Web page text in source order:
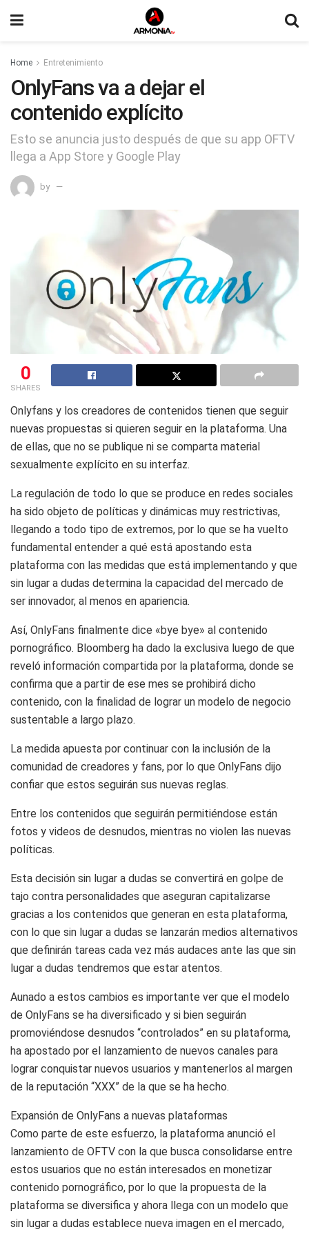
Home Entretenimiento
OnlyFans va a dejar el
contenido explícito
Esto se anuncia justo después de que su app OFTV
llega a App Store y Google Play
by
0
SHARES
Onlyfans y los creadores de contenidos tienen que seguir
nuevas propuestas si quieren seguir en la plataforma. Una
de ellas, que no se publique ni se comparta material
sexualmente explícito en su interfaz.
La regulación de todo lo que se produce en redes sociales
ha sido objeto de políticas y dinámicas muy restrictivas,
llegando a todo tipo de extremos, por lo que se ha vuelto
fundamental entender a qué está apostando esta
plataforma con las medidas que está implementando y que
sin lugar a dudas determina la capacidad del mercado de
ser innovador, al menos en apariencia.
Así, OnlyFans finalmente dice «bye bye» al contenido
pornográfico. Bloomberg ha dado la exclusiva luego de que
reveló información compartida por la plataforma, donde se
confirma que a partir de ese mes se prohibirá dicho
contenido, con la finalidad de lograr un modelo de negocio
sustentable a largo plazo.
La medida apuesta por continuar con la inclusión de la
comunidad de creadores y fans, por lo que OnlyFans dijo
confiar que estos seguirán sus nuevas reglas.
Entre los contenidos que seguirán permitiéndose están
fotos y videos de desnudos, mientras no violen las nuevas
políticas.
Esta decisión sin lugar a dudas se convertirá en golpe de
tajo contra personalidades que aseguran capitalizarse
gracias a los contenidos que generan en esta plataforma,
con lo que sin lugar a dudas se lanzarán medios alternativos
que definirán tareas cada vez más audaces ante las que sin
lugar a dudas tendremos que estar atentos.
Aunado a estos cambios es importante ver que el modelo
de OnlyFans se ha diversificado y si bien seguirán
promoviéndose desnudos “controlados” en su plataforma,
ha apostado por el lanzamiento de nuevos canales para
lograr conquistar nuevos usuarios y mantenerlos al margen
de la reputación “XXX” de la que se ha hecho.
Expansión de OnlyFans a nuevas plataformas
Como parte de este esfuerzo, la plataforma anunció el
lanzamiento de OFTV con la que busca consolidarse entre
estos usuarios que no están interesados en monetizar
contenido pornográfico, por lo que la propuesta de la
plataforma se diversifica y ahora llega con un modelo que
sin lugar a dudas establece nueva imagen en el mercado,